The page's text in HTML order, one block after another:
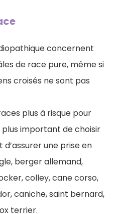
concernent
de race pure, même si
croisés ne sont pas
plus à risque pour
important de choisir
une prise en
berger allemand,
colley, cane corso,
caniche, saint bernard,
terrier.